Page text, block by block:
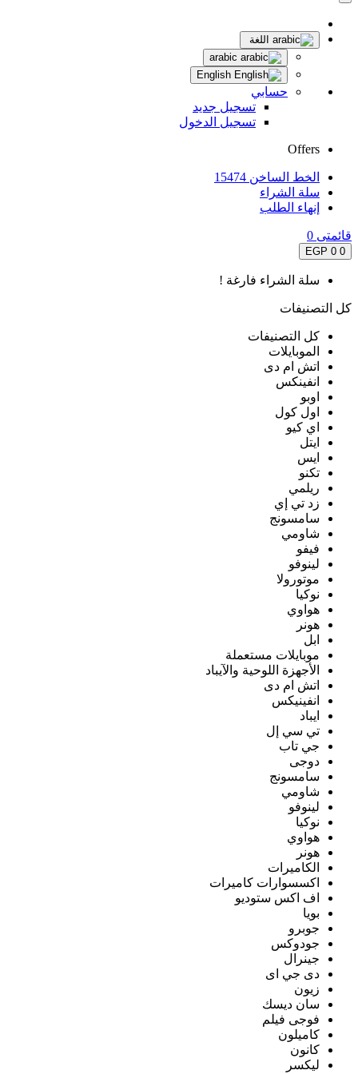
اللغة
حسابي
تسجيل جديد
تسجيل الدخول
Offers
الخط الساخن 15474
سلة الشراء
إنهاء الطلب
قائمتى 0
0
0 EGP
سلة الشراء فارغة !
كل التصنيفات
كل التصنيفات
الموبايلات
اتش ام دى
انفينكس
اوبو
اول كول
اي كيو
ايتل
ايس
تكنو
ريلمي
زد تي إي
سامسونج
شاومي
فيفو
لينوفو
موتورولا
نوكيا
هواوي
هونر
ابل
موبايلات مستعملة
الأجهزة اللوحية والآيباد
اتش ام دى
انفينيكس
ايباد
تي سي إل
جي تاب
دوجى
سامسونج
شاومي
لينوفو
نوكيا
هواوي
هونر
الكاميرات
اكسسوارات كاميرات
اف اكس ستوديو
بويا
جوبرو
جودوكس
جينرال
دى جي اى
زيون
سان ديسك
فوجى فيلم
كاميلون
كانون
ليكسر